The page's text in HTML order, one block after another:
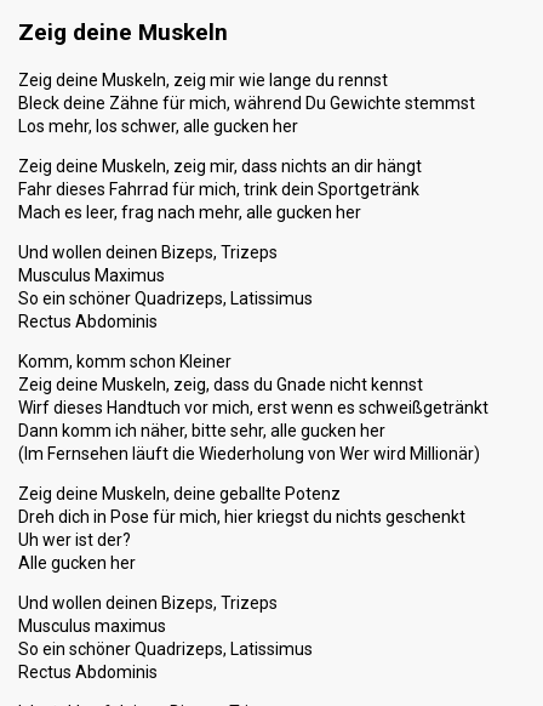
Zeig deine Muskeln
Zeig deine Muskeln, zeig mir wie lange du rennst
Bleck deine Zähne für mich, während Du Gewichte stemmst
Los mehr, los schwer, alle gucken her
Zeig deine Muskeln, zeig mir, dass nichts an dir hängt
Fahr dieses Fahrrad für mich, trink dein Sportgetränk
Mach es leer, frag nach mehr, alle gucken her
Und wollen deinen Bizeps, Trizeps
Musculus Maximus
So ein schöner Quadrizeps, Latissimus
Rectus Abdominis
Komm, komm schon Kleiner
Zeig deine Muskeln, zeig, dass du Gnade nicht kennst
Wirf dieses Handtuch vor mich, erst wenn es schweißgetränkt
Dann komm ich näher, bitte sehr, alle gucken her
(Im Fernsehen läuft die Wiederholung von Wer wird Millionär)
Zeig deine Muskeln, deine geballte Potenz
Dreh dich in Pose für mich, hier kriegst du nichts geschenkt
Uh wer ist der?
Alle gucken her
Und wollen deinen Bizeps, Trizeps
Musculus maximus
So ein schöner Quadrizeps, Latissimus
Rectus Abdominis